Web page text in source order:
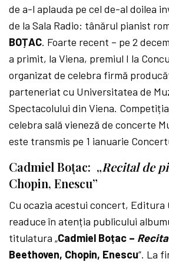
de a-l aplauda pe cel de-al doilea
de la Sala Radio: tânărul pianist
BOȚAC. Foarte recent – pe 2
a primit, la Viena, premiul I la
organizat de celebra firmă
parteneriat cu Universitatea de
Spectacolului din Viena.
celebra sală vieneză de concerte
este transmis pe 1 ianuarie
Cadmiel Boțac: „Recital de
Chopin, Enescu”
Cu ocazia acestui concert, Editura
readuce în atenția publicului
titulatura „Cadmiel Boțac –
Beethoven, Chopin, Enescu”. La